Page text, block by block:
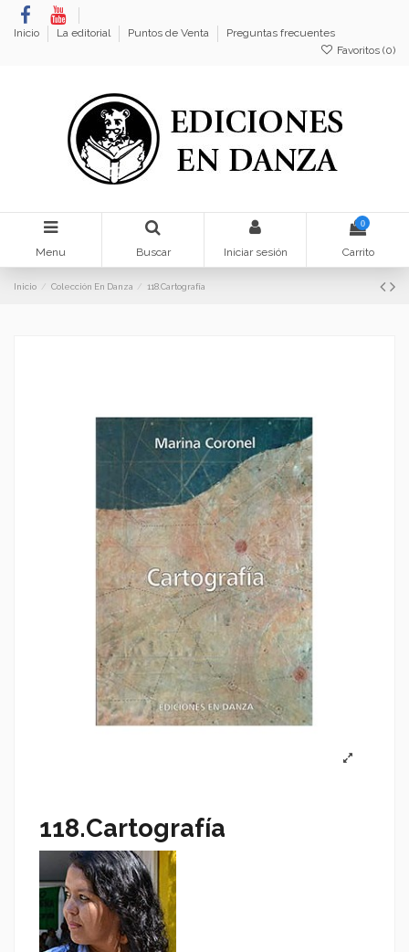
Inicio La editorial Puntos de Venta
Preguntas frecuentes
Favoritos (0)
Menu Buscar Iniciar sesión
0
Carrito
Inicio Colección En Danza 118.Cartografía
118.Cartografía